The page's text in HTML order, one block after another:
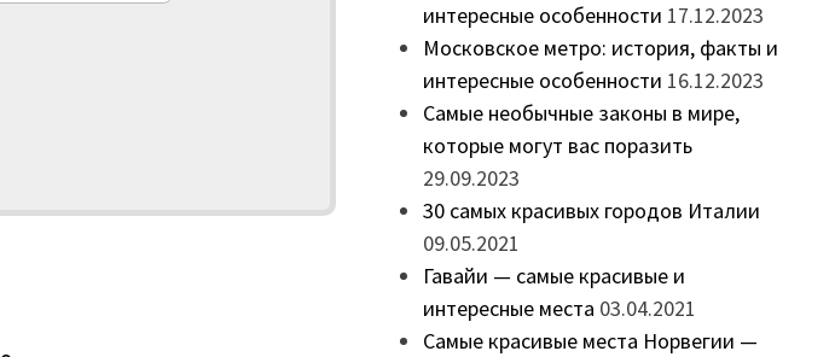
интересные особенности 17.12.2023
Московское метро: история, факты и
интересные особенности 16.12.2023
Самые необычные законы в мире,
которые могут вас поразить
29.09.2023
30 самых красивых городов Италии
09.05.2021
Гавайи — самые красивые и
интересные места 03.04.2021
Самые красивые места Норвегии —